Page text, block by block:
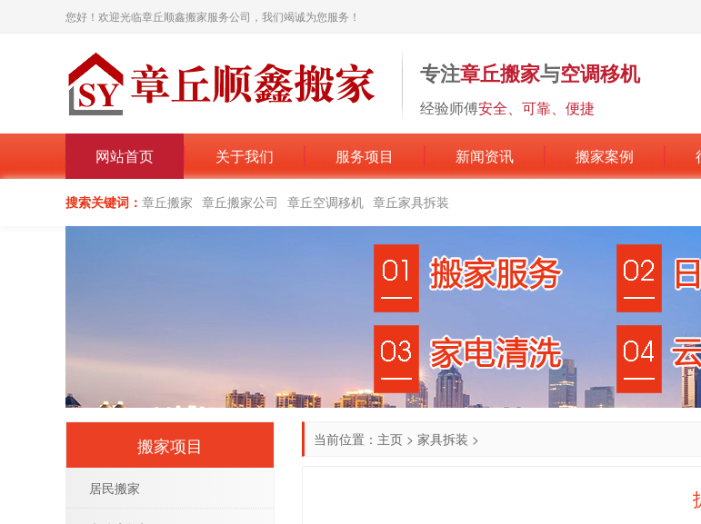
您好！欢迎光临章丘顺鑫搬家服务公司，我们竭诚为您服务！
专注章丘搬家与空调移机
经验师傅安全、可靠、便捷
网站首页 关于我们 服务项目 新闻资讯 搬家案例
搜索关键词： 章丘搬家 章丘搬家公司 章丘空调移机 章丘家具拆装
当前位置： 主页 > 家具拆装 >
搬家项目
居民搬家